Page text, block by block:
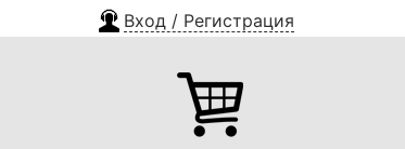
Вход / Регистрация